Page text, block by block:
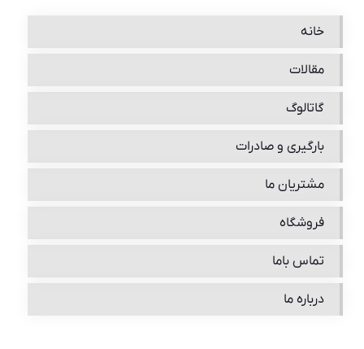
خانه
مقالات
گاتالوگ
بارگیری و صادرات
مشتریان ما
فروشگاه
تماس باما
درباره ما